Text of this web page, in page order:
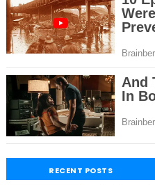
RECENT POSTS